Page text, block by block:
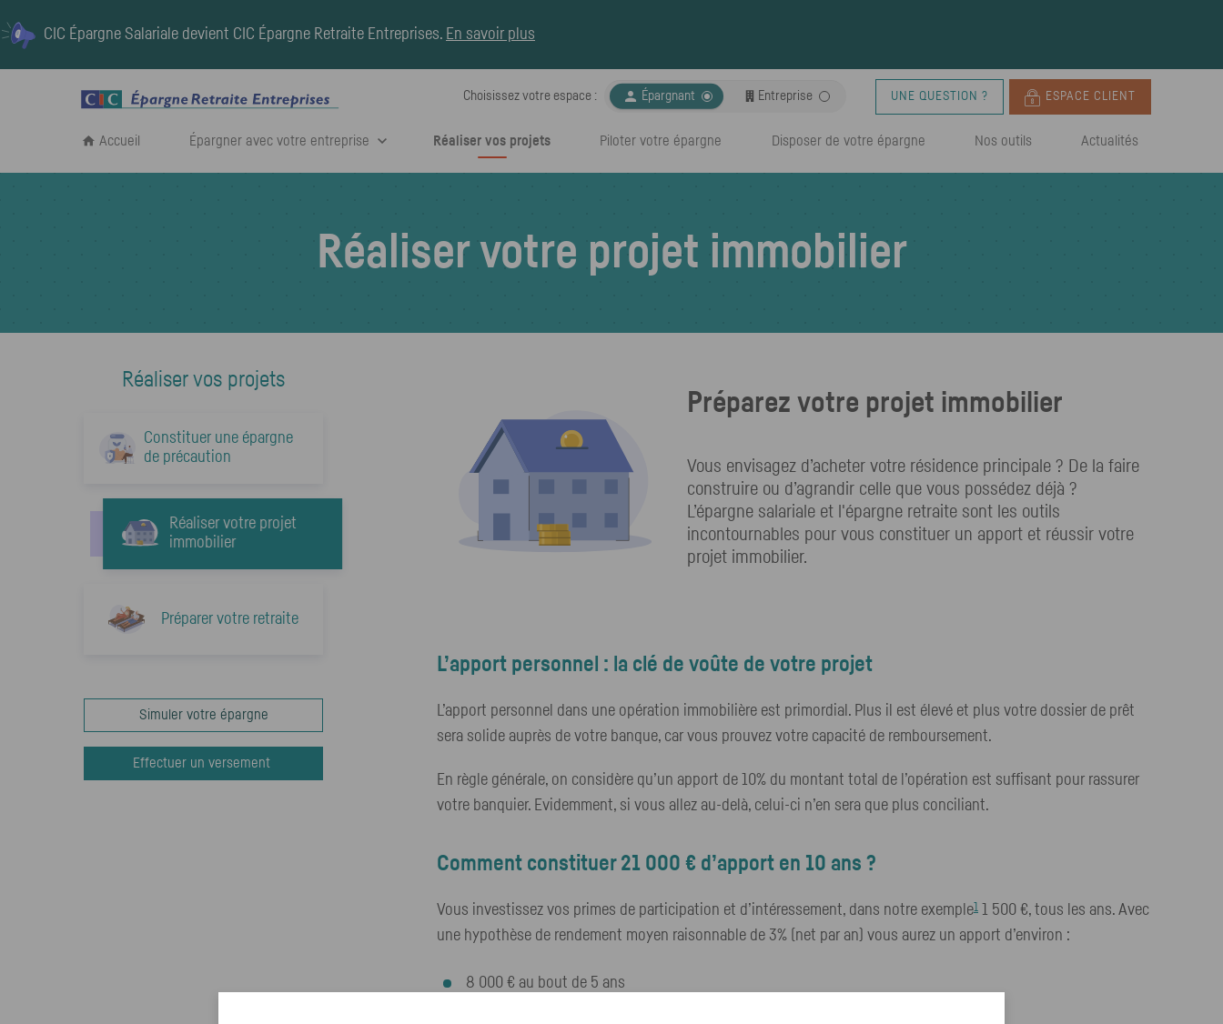
CIC Épargne Salariale devient CIC Épargne Retraite Entreprises. En savoir plus
Choisissez votre espace :  Espace choisi :
Épargnant Entreprise UNE QUESTION ? ESPACE CLIENT
Accueil Épargner avec votre entreprise Réaliser vos projets Piloter votre épargne Disposer de votre épargne Nos outils Actualités
Réaliser votre projet immobilier
Réaliser vos projets
Constituer une épargne
de précaution
Réaliser votre projet
immobilier
Préparer votre retraite
Simuler votre épargne
Effectuer un versement
Préparez votre projet immobilier
Vous envisagez d’acheter votre résidence principale ? De la faire
construire ou d’agrandir celle que vous possédez déjà ?
L’épargne salariale et l'épargne retraite sont les outils
incontournables pour vous constituer un apport et réussir votre
projet immobilier.
L’apport personnel : la clé de voûte de votre projet
L’apport personnel dans une opération immobilière est primordial. Plus il est élevé et plus votre dossier de prêt
sera solide auprès de votre banque, car vous prouvez votre capacité de remboursement.
En règle générale, on considère qu’un apport de 10% du montant total de l’opération est suffisant pour rassurer
votre banquier. Evidemment, si vous allez au-delà, celui-ci n’en sera que plus conciliant.
Comment constituer 21 000 € d’apport en 10 ans ?
Vous investissez vos primes de participation et d’intéressement, dans notre exemple1 1 500 €, tous les ans. Avec
une hypothèse de rendement moyen raisonnable de 3% (net par an) vous aurez un apport d’environ :
8 000 € au bout de 5 ans